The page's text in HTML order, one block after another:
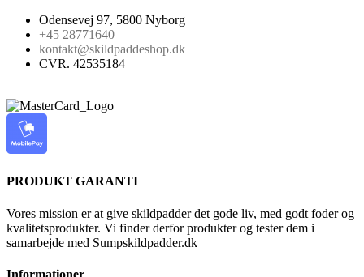
Odensevej 97, 5800 Nyborg
+45 28771640
kontakt@skildpaddeshop.dk
CVR. 42535184
PRODUKT GARANTI
Vores mission er at give skildpadder det gode liv, med godt foder og
kvalitetsprodukter. Vi finder derfor produkter og tester dem i
samarbejde med Sumpskildpadder.dk
Informationer